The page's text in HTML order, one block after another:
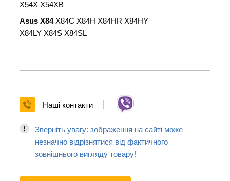
X54X X54XB
Asus X84X84C X84H X84HR X84HY
X84LY X84S X84SL
Наші контакти
Зверніть увагу: зображення на сайті може
незначно відрізнятися від фактичного
зовнішнього вигляду товару!